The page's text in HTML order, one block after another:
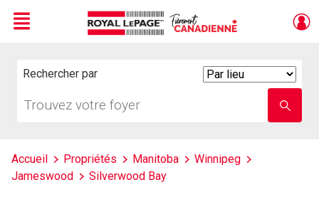
Menu
Rechercher par
votre
nom
Accueil Propriétés Manitoba
Winnipeg
Jameswood
Silverwood Bay